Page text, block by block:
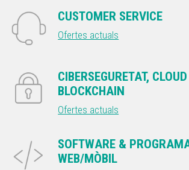
CUSTOMER SERVICE
Ofertes actuals
CIBERSEGURETAT,
BLOCKCHAIN
Ofertes actuals
SOFTWARE &
WEB/MÒBIL